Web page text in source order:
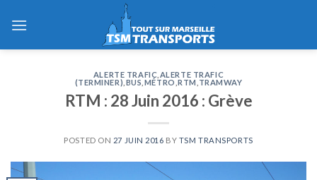
ALERTE TRAFIC ALERTE TRAFIC
(TERMINER) BUS MÉTRO ,RTM TRAMWAY
RTM : 28 Juin 2016 : Grève
POSTED ON 27 JUIN 2016 BY TSM TRANSPORTS